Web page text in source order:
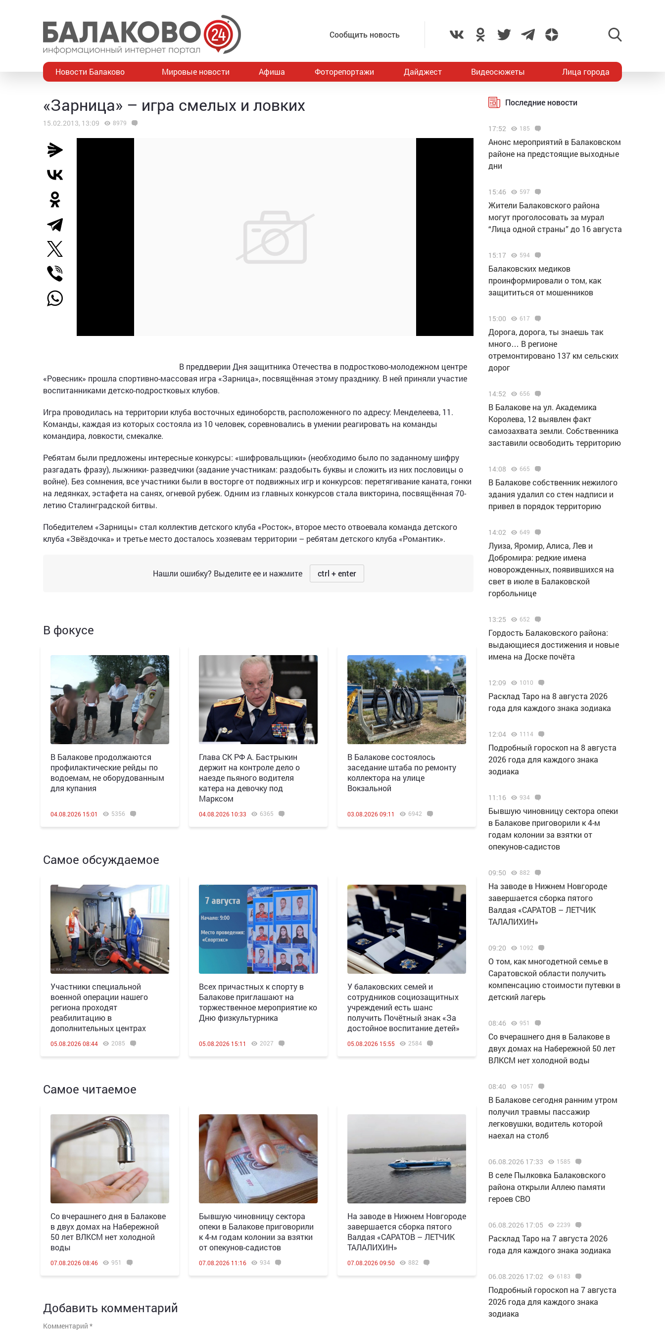
Сообщить новость
Новости Балаково Мировые новости Афиша Фоторепортажи Дайджест Видеосюжеты Лица города
«Зарница» – игра смелых и ловких
15.02.2013, 13:09 8979
В преддверии Дня защитника Отечества в подростково-молодежном центре
«Ровесник» прошла спортивно-массовая игра «Зарница», посвящённая этому празднику. В ней приняли участие
воспитанниками детско-подростковых клубов.
Игра проводилась на территории клуба восточных единоборств, расположенного по адресу: Менделеева, 11.
Команды, каждая из которых состояла из 10 человек, соревновались в умении реагировать на команды
командира, ловкости, смекалке.
Ребятам были предложены интересные конкурсы: «шифровальщики» (необходимо было по заданному шифру
разгадать фразу), лыжники- разведчики (задание участникам: раздобыть буквы и сложить из них пословицы о
войне). Без сомнения, все участники были в восторге от подвижных игр и конкурсов: перетягивание каната, гонки
на ледянках, эстафета на санях, огневой рубеж. Одним из главных конкурсов стала викторина, посвящённая 70-
летию Сталинградской битвы.
Победителем «Зарницы» стал коллектив детского клуба «Росток», второе место отвоевала команда детского
клуба «Звёздочка» и третье место досталось хозяевам территории – ребятам детского клуба «Романтик».
Нашли ошибку? Выделите ее и нажмите ctrl + enter
В фокусе
В Балакове продолжаются
профилактические рейды по
водоемам, не оборудованным
для купания
04.08.2026 15:01 5356
Глава СК РФ А. Бастрыкин
держит на контроле дело о
наезде пьяного водителя
катера на девочку под
Марксом
04.08.2026 10:33 6365
В Балакове состоялось
заседание штаба по ремонту
коллектора на улице
Вокзальной
03.08.2026 09:11 6942
Самое обсуждаемое
Участники специальной
военной операции нашего
региона проходят
реабилитацию в
дополнительных центрах
05.08.2026 08:44 2085
Всех причастных к спорту в
Балакове приглашают на
торжественное мероприятие ко
Дню физкультурника
05.08.2026 15:11 2027
У балаковских семей и
сотрудников социозащитных
учреждений есть шанс
получить Почётный знак «За
достойное воспитание детей»
05.08.2026 15:55 2584
Самое читаемое
Со вчерашнего дня в Балакове
в двух домах на Набережной
50 лет ВЛКСМ нет холодной
воды
07.08.2026 08:46 951
Бывшую чиновницу сектора
опеки в Балакове приговорили
к 4-м годам колонии за взятки
от опекунов-садистов
07.08.2026 11:16 934
Н️а заводе в Нижнем Новгороде
завершается сборка пятого
Валдая «САРАТОВ – ЛЕТЧИК
ТАЛАЛИХИН»
07.08.2026 09:50 882
Добавить комментарий
Комментарий *
Последние новости
17:52 185
Анонс мероприятий в Балаковском
районе на предстоящие выходные
дни
15:46 597
Жители Балаковского района
могут проголосовать за мурал
“Лица одной страны” до 16 августа
15:17 594
Балаковских медиков
проинформировали о том, как
защититься от мошенников
15:00 617
Дорога, дорога, ты знаешь так
много… В регионе
отремонтировано 137 км сельских
дорог
14:52 656
В Балакове на ул. Академика
Королева, 12 выявлен факт
самозахвата земли. Собственника
заставили освободить территорию
14:08 665
В Балакове собственник нежилого
здания удалил со стен надписи и
привел в порядок территорию
14:02 649
Луиза, Яромир, Алиса, Лев и
Добромира: редкие имена
новорожденных, появившихся на
свет в июле в Балаковской
горбольнице
13:25 652
Гордость Балаковского района:
выдающиеся достижения и новые
имена на Доске почёта
12:09 1010
Расклад Таро на 8 августа 2026
года для каждого знака зодиака
12:04 1114
Подробный гороскоп на 8 августа
2026 года для каждого знака
зодиака
11:16 934
Бывшую чиновницу сектора опеки
в Балакове приговорили к 4-м
годам колонии за взятки от
опекунов-садистов
09:50 882
Н️а заводе в Нижнем Новгороде
завершается сборка пятого
Валдая «САРАТОВ – ЛЕТЧИК
ТАЛАЛИХИН»
09:20 1092
О том, как многодетной семье в
Саратовской области получить
компенсацию стоимости путевки в
детский лагерь
08:46 951
Со вчерашнего дня в Балакове в
двух домах на Набережной 50 лет
ВЛКСМ нет холодной воды
08:40 1057
В Балакове сегодня ранним утром
получил травмы пассажир
легковушки, водитель которой
наехал на столб
06.08.2026 17:33 1585
В селе Пылковка Балаковского
района открыли Аллею памяти
героев СВО
06.08.2026 17:05 2239
Расклад Таро на 7 августа 2026
года для каждого знака зодиака
06.08.2026 17:02 6183
Подробный гороскоп на 7 августа
2026 года для каждого знака
зодиака